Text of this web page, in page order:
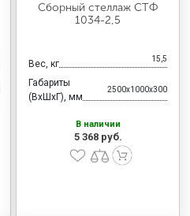
Сборный стеллаж СТФ
1034-2,5
Вес, кг 15,5
Габариты
(ВхШхГ), мм
2500x1000x300
В наличии
5 368 руб.